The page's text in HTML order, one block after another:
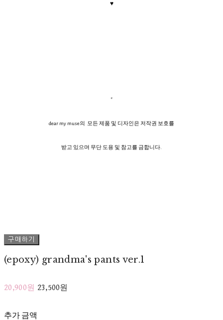
♥
*
dear my muse의 모든 제품 및 디자인은 저작권 보호를
받고 있으며 무단 도용 및 참고를 금합니다.
구매하기
(epoxy) grandma's pants ver.1
20,900원 23,500원
추가 금액